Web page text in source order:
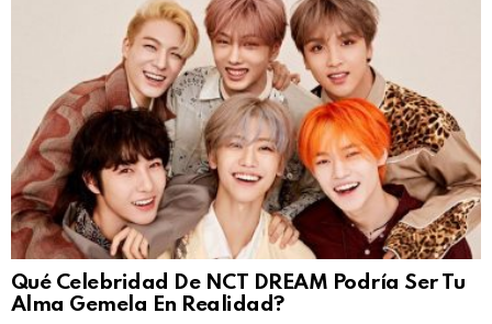
Qué Celebridad De NCT DREAM Podría Ser Tu
Alma Gemela En Realidad?